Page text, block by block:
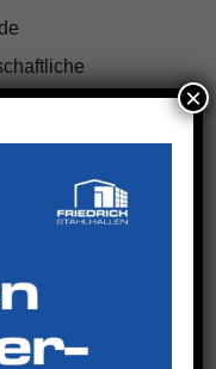
zuverlässige
bis zur
×